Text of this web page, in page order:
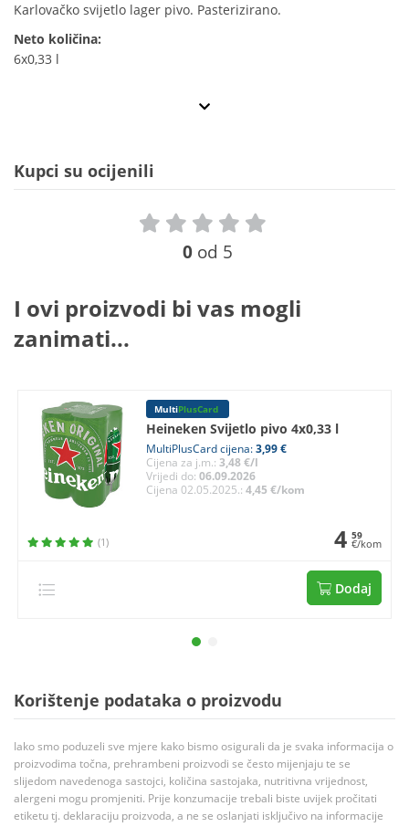
Karlovačko svijetlo lager pivo. Pasterizirano.
Neto količina:
6x0,33 l
Kupci su ocijenili
0 od 5
I ovi proizvodi bi vas mogli
zanimati...
MultiPlusCard
Heineken Svijetlo pivo 4x0,33 l
MultiPlusCard cijena:3,99 €
Cijena za j.m.:3,48 €/l
Vrijedi do:06.09.2026
Cijena 02.05.2025.:4,45 €/kom
(1) 4 59
€/kom
Dodaj
Korištenje podataka o proizvodu
Iako smo poduzeli sve mjere kako bismo osigurali da je svaka informacija o
proizvodima točna, prehrambeni proizvodi se često mijenjaju te se
slijedom navedenoga sastojci, količina sastojaka, nutritivna vrijednost,
alergeni mogu promjeniti. Prije konzumacije trebali biste uvijek pročitati
etiketu tj. deklaraciju proizvoda, a ne se oslanjati isključivo na informacije